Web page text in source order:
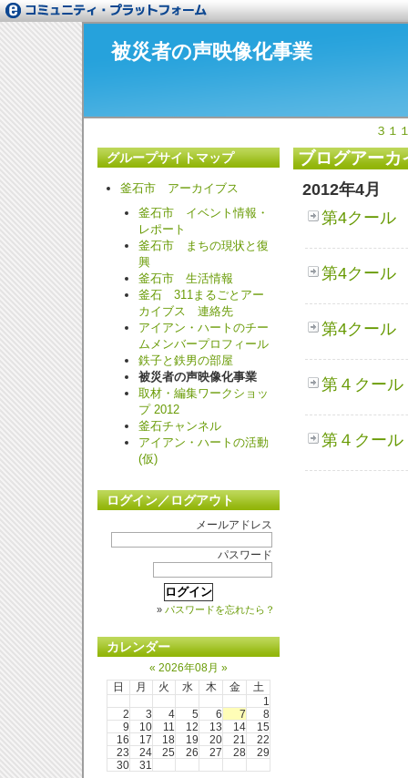
被災者の声映像化事業
３１
ブログアーカ
2012年4月
第4クール
第4クール
第4クール
第４クー
第４クー
グループサイトマップ
釜石市 アーカイブス
釜石市 イベント情報・
レポート
釜石市 まちの現状と復
興
釜石市 生活情報
釜石 311まるごとアー
カイブス 連絡先
アイアン・ハートのチー
ムメンバープロフィール
鉄子と鉄男の部屋
被災者の声映像化事業
取材・編集ワークショッ
プ 2012
釜石チャンネル
アイアン・ハートの活動
(仮)
ログイン／ログアウト
メールアドレス
パスワード
» パスワードを忘れたら？
カレンダー
« 2026年08月 »
日
月 火 水 木 金
土
1
2
3 4 5 6 7
8
9
10 11 12 13 14
15
16
17 18 19 20 21
22
23
24 25 26 27 28
29
30
31